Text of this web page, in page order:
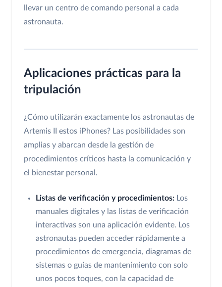
llevar un centro de comando personal a cada
astronauta.
Aplicaciones prácticas para la
tripulación
¿Cómo utilizarán exactamente los astronautas de
Artemis II estos iPhones? Las posibilidades son
amplias y abarcan desde la gestión de
procedimientos críticos hasta la comunicación y
el bienestar personal.
Listas de verificación y procedimientos: Los
manuales digitales y las listas de verificación
interactivas son una aplicación evidente. Los
astronautas pueden acceder rápidamente a
procedimientos de emergencia, diagramas de
sistemas o guías de mantenimiento con solo
unos pocos toques, con la capacidad de